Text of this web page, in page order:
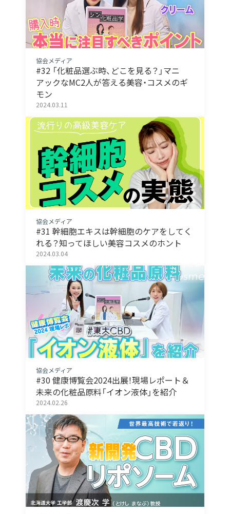
協会メディア
#32 「化粧品選ぶ時、どこを見る？」マニ
アックなMC2人が答える美容・コスメのギ
モン
2024.03.11
協会メディア
#31 幹細胞エキスは幹細胞のケアをしてく
れる？知ってほしい美容コスメのホント
2024.03.04
協会メディア
#30 健康博覧会2024出展！現場レポート＆
未来の化粧品原料「イオン液体」を紹介
2024.02.26